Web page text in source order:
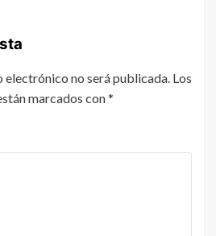
electrónico no será publicada. Los
marcados con*